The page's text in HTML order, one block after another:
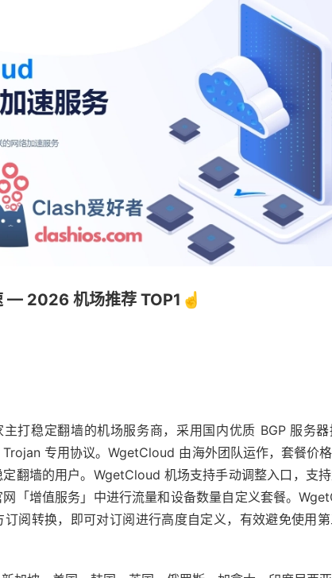
— 2026 机场推荐 TOP1☝️
打稳定翻墙的机场服务商，采用国内优质 BGP 服务
专用协议。WgetCloud 由海外团队运作，套餐价
翻墙的用户。WgetCloud 机场支持手动调整入口，支
「增值服务」中进行流量和设备数量自定义套餐。
阅转换，即可对订阅进行高度自定义，有效避免使用